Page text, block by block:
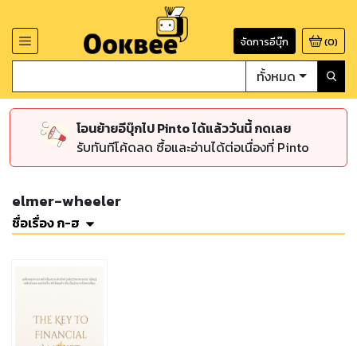
จัดการอีบุ๊ก (0)
ทั้งหมด
โอนย้ายอีบุ๊กไป Pinto ได้แล้ววันนี้ กดเลย
รับทันทีโค้ดลด ซื้อและอ่านได้ต่อเนื่องที่ Pinto
elmer-wheeler
ชื่อเรื่อง ก-ฮ